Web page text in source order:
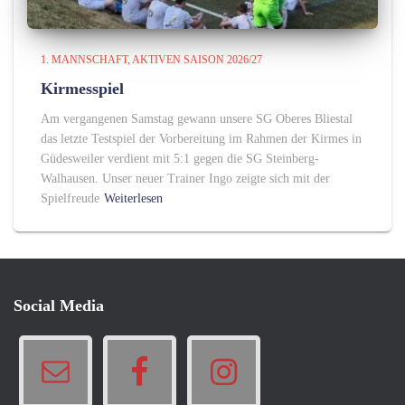
1. MANNSCHAFT AKTIVEN SAISON 2026/27
Kirmesspiel
Am vergangenen Samstag gewann unsere SG Oberes Bliestal
das letzte Testspiel der Vorbereitung im Rahmen der Kirmes in
Güdesweiler verdient mit 5:1 gegen die SG Steinberg-
Walhausen. Unser neuer Trainer Ingo zeigte sich mit der
Spielfreude Weiterlesen
Social Media